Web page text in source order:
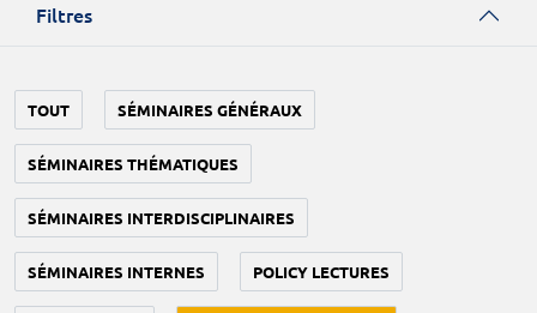
Filtres
TOUT SÉMINAIRES GÉNÉRAUX
SÉMINAIRES THÉMATIQUES
SÉMINAIRES INTERDISCIPLINAIRES
SÉMINAIRES INTERNES POLICY LECTURES